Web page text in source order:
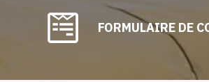
FORMULAIRE DE